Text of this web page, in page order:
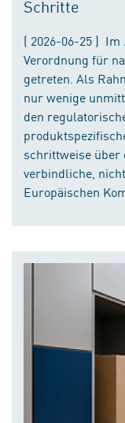
Schritte
( 2026-06-25 ) Im
Verordnung für
getreten. Als
nur wenige
den
schrittweise über
verbindliche,
Europäischen